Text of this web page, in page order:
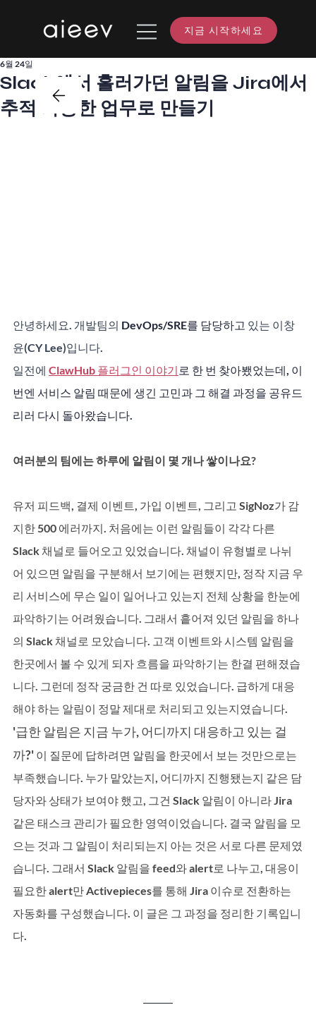
지금 시작하세요
Slack에서 흘러가던 알림을 Jira에서
추적 가능한 업무로 만들기
6월 24일
안녕하세요. 개발팀의 DevOps/SRE를 담당하고 있는 이창
윤(CY Lee)입니다.
일전에 ClawHub 플러그인 이야기 로 한 번 찾아뵀었는데, 이
번엔 서비스 알림 때문에 생긴 고민과 그 해결 과정을 공유드
리러 다시 돌아왔습니다.
여러분의 팀에는 하루에 알림이 몇 개나 쌓이나요?
유저 피드백, 결제 이벤트, 가입 이벤트, 그리고 SigNoz가 감
지한 500 에러까지. 처음에는 이런 알림들이 각각 다른
Slack 채널로 들어오고 있었습니다. 채널이 유형별로 나뉘
어 있으면 알림을 구분해서 보기에는 편했지만, 정작 지금 우
리 서비스에 무슨 일이 일어나고 있는지 전체 상황을 한눈에
파악하기는 어려웠습니다. 그래서 흩어져 있던 알림을 하나
의 Slack 채널로 모았습니다. 고객 이벤트와 시스템 알림을
한곳에서 볼 수 있게 되자 흐름을 파악하기는 한결 편해졌습
니다. 그런데 정작 궁금한 건 따로 있었습니다. 급하게 대응
해야 하는 알림이 정말 제대로 처리되고 있는지였습니다.
'급한 알림은 지금 누가, 어디까지 대응하고 있는 걸
까?' 이 질문에 답하려면 알림을 한곳에서 보는 것만으로는
부족했습니다. 누가 맡았는지, 어디까지 진행됐는지 같은 담
당자와 상태가 보여야 했고, 그건 Slack 알림이 아니라 Jira
같은 태스크 관리가 필요한 영역이었습니다. 결국 알림을 모
으는 것과 그 알림이 처리되는지 아는 것은 서로 다른 문제였
습니다. 그래서 Slack 알림을 feed와 alert로 나누고, 대응이
필요한 alert만 Activepieces를 통해 Jira 이슈로 전환하는
자동화를 구성했습니다. 이 글은 그 과정을 정리한 기록입니
다.